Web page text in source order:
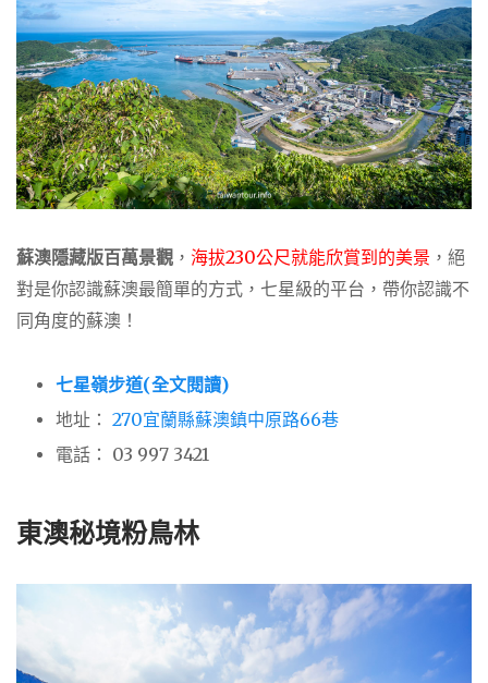
蘇澳隱藏版百萬景觀 ， 海拔230公尺就能欣賞到的美景 ，絕
對是你認識蘇澳最簡單的方式，七星級的平台，帶你認識不
同角度的蘇澳！
七星嶺步道(全文閱讀)
地址： 270宜蘭縣蘇澳鎮中原路66巷
電話： 03 997 3421
東澳秘境粉鳥林